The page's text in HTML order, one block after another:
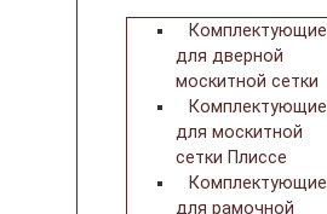
Комплектующие
для дверной
москитной сетки
Комплектующие
для москитной
сетки Плиссе
Комплектующие
для рамочной